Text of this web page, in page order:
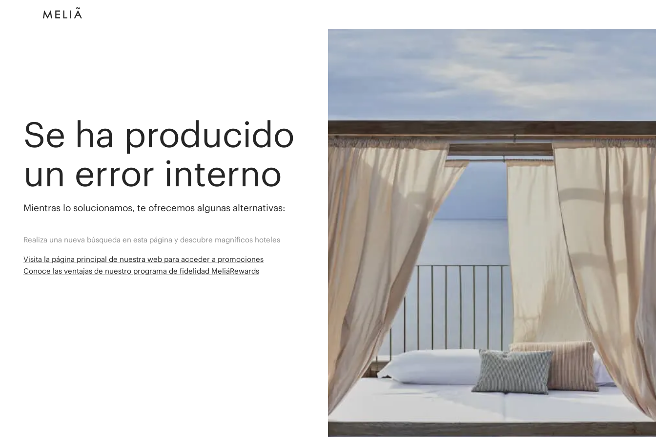
Se ha producido
un error interno
Mientras lo solucionamos, te ofrecemos algunas alternativas:
Realiza una nueva búsqueda en esta página y descubre magníficos hoteles
Visita la página principal de nuestra web para acceder a promociones
Conoce las ventajas de nuestro programa de fidelidad MeliáRewards